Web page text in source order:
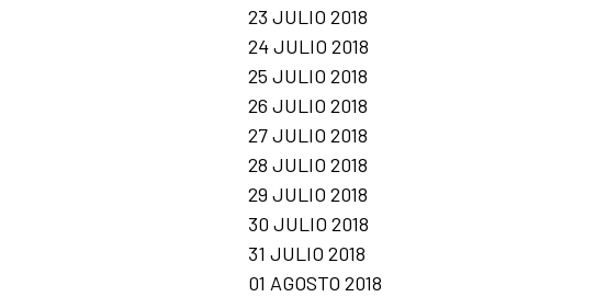
23 JULIO 2018
24 JULIO 2018
25 JULIO 2018
26 JULIO 2018
27 JULIO 2018
28 JULIO 2018
29 JULIO 2018
30 JULIO 2018
31 JULIO 2018
01 AGOSTO 2018